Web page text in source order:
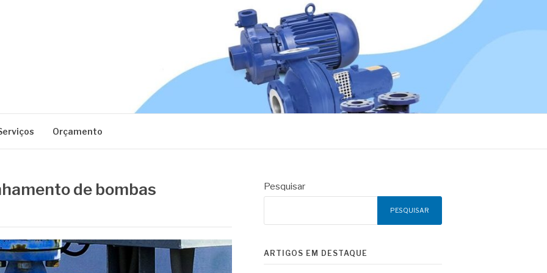
Orçamento
de bombas
Pesquisar
PESQUISAR
ARTIGOS EM DESTAQUE